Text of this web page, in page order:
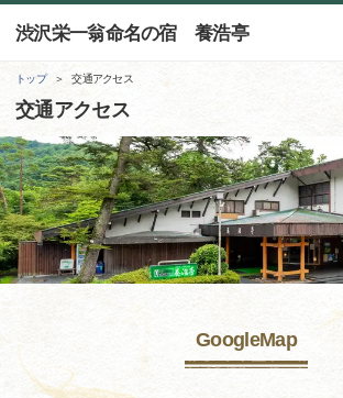
渋沢栄一翁命名の宿 養浩亭
トップ 交通アクセス
交通アクセス
GoogleMap